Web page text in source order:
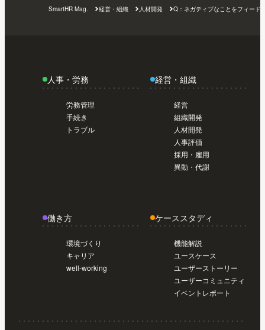
トライアル編【初めてのSmartHR #01】
日から使い始めたい人のスタートガイド /
導入前準備編【初めてのSmartHR #02】
導入前準備編【初めてのSmartHR #02】
SmartHR Mag. 経営・組織 人材開発 Q：ネガティブなことをフィード
人事・労務
労務管理
手続き
トラブル
経営・組織
経営
組織開発
人材開発
人事評価
採用・雇用
異動・代謝
働き方
環境づくり
キャリア
well-working
ケーススタディ
機能解説
ユースケース
ユーザーストーリー
ユーザーコミュニティ
イベントレポート